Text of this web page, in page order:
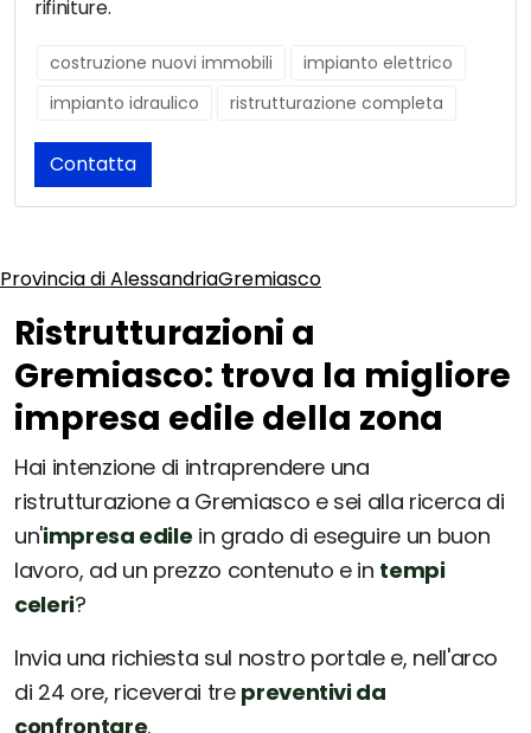
rifiniture.
costruzione nuovi immobili
impianto elettrico
impianto idraulico
ristrutturazione completa
Contatta
Provincia di AlessandriaGremiasco
Ristrutturazioni a
Gremiasco: trova la migliore
impresa edile della zona
Hai intenzione di intraprendere una
ristrutturazione a Gremiasco e sei alla ricerca di
un'impresa edile in grado di eseguire un buon
lavoro, ad un prezzo contenuto e in tempi
celeri?
Invia una richiesta sul nostro portale e, nell'arco
di 24 ore, riceverai tre preventivi da
confrontare.